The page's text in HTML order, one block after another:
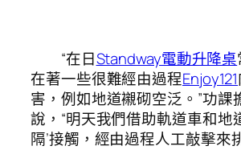
“在日Standway電動升降桌
在著一些很難經由過程Enjoy121
害，例如地道襯砌空泛。”功課
說，“明天我們借助軌道車和地
隔’接觸，經由過程人工敲擊來